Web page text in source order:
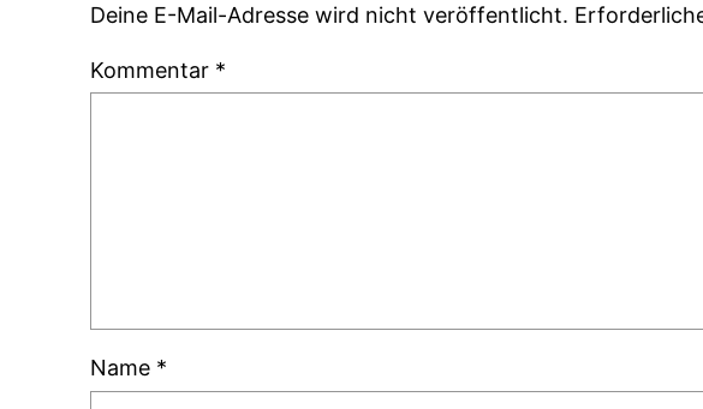
Deine E-Mail-Adresse wird nicht veröffentlicht.
Kommentar *
Name *